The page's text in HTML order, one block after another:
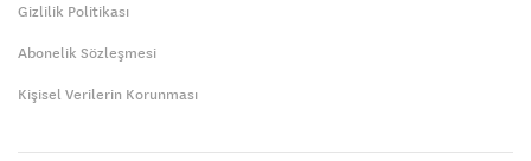
Gizlilik Politikası
Abonelik Sözleşmesi
Kişisel Verilerin Korunması